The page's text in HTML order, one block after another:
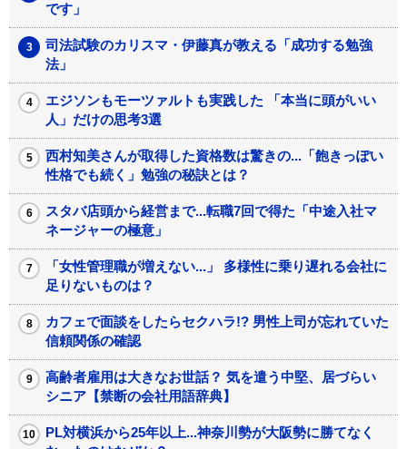
です」
司法試験のカリスマ・伊藤真が教える「成功する勉強
法」
エジソンもモーツァルトも実践した 「本当に頭がいい
人」だけの思考3選
西村知美さんが取得した資格数は驚きの...「飽きっぽい
性格でも続く」勉強の秘訣とは？
スタバ店頭から経営まで...転職7回で得た「中途入社マ
ネージャーの極意」
「女性管理職が増えない...」 多様性に乗り遅れる会社に
足りないものは？
カフェで面談をしたらセクハラ!? 男性上司が忘れていた
信頼関係の確認
高齢者雇用は大きなお世話？ 気を遣う中堅、居づらい
シニア【禁断の会社用語辞典】
PL対横浜から25年以上...神奈川勢が大阪勢に勝てなく